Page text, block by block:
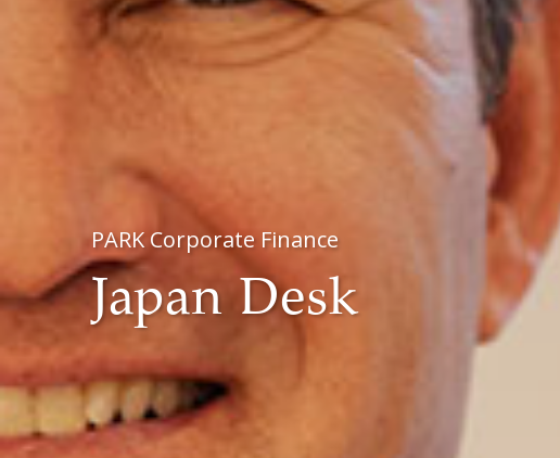
PARK Corporate Finance
Japan Desk